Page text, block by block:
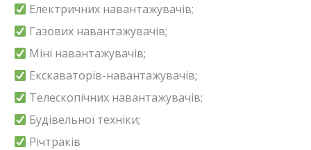
Електричних навантажувачів;
Газових навантажувачів;
Міні навантажувачів;
Екскаваторів-навантажувачів;
Телескопічних навантажувачів;
Будівельної техніки;
Річтраків